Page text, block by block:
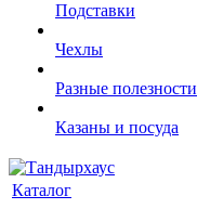
Подставки
Чехлы
Разные полезности
Казаны и посуда
Каталог